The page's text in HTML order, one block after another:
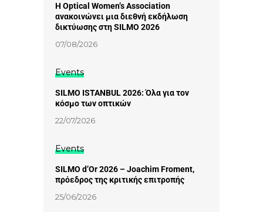
Η Optical Women’s Association
ανακοινώνει μια διεθνή εκδήλωση
δικτύωσης στη SILMO 2026
07/08/2026
Events
SILMO ISTANBUL 2026: Όλα για τον
κόσμο των οπτικών
22/07/2026
Events
SILMO d’Or 2026 – Joachim Froment,
πρόεδρος της κριτικής επιτροπής
25/06/2026